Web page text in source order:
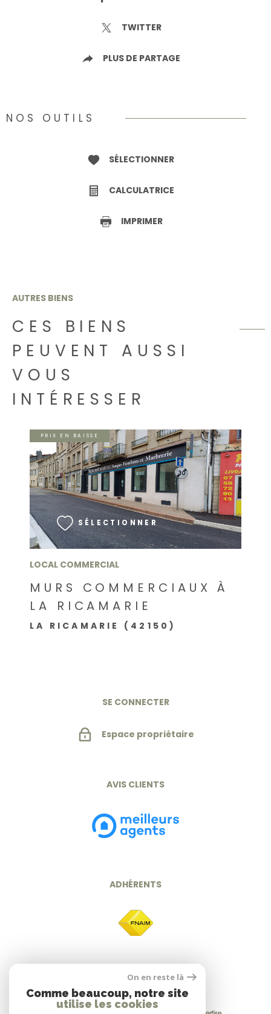
TWITTER
PLUS DE PARTAGE
NOS OUTILS
SÉLECTIONNER
CALCULATRICE
IMPRIMER
AUTRES BIENS
CES BIENS
PEUVENT AUSSI
VOUS
INTÉRESSER
LOCAL COMMERCIAL
MURS COMMERCIAUX À
LA RICAMARIE
LA RICAMARIE (42150)
PRIX EN BAISSE
SÉLECTIONNER
VOIR LE BIEN
SE CONNECTER
Espace propriétaire
AVIS CLIENTS
ADHÉRENTS
On en reste là
Comme beaucoup, notre site
utilise les cookies